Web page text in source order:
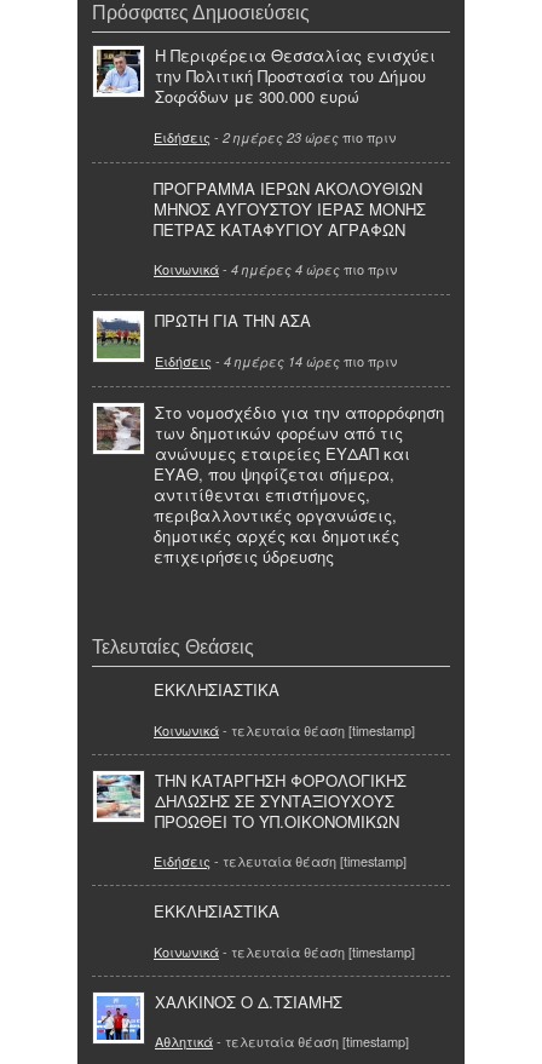
Πρόσφατες Δημοσιεύσεις
Η Περιφέρεια Θεσσαλίας ενισχύει
την Πολιτική Προστασία του Δήμου
Σοφάδων με 300.000 ευρώ
Ειδήσεις - 2 ημέρες 23 ώρες πιο πριν
ΠΡΟΓΡΑΜΜΑ ΙΕΡΩΝ ΑΚΟΛΟΥΘΙΩΝ
ΜΗΝΟΣ ΑΥΓΟΥΣΤΟΥ ΙΕΡΑΣ ΜΟΝΗΣ
ΠΕΤΡΑΣ ΚΑΤΑΦΥΓΙΟΥ ΑΓΡΑΦΩΝ
Κοινωνικά- 4 ημέρες 4 ώρες πιο πριν
ΠΡΩΤΗ ΓΙΑ ΤΗΝ ΑΣΑ
Ειδήσεις - 4 ημέρες 14 ώρες πιο πριν
Στο νομοσχέδιο για την απορρόφηση
των δημοτικών φορέων από τις
ανώνυμες εταιρείες ΕΥΔΑΠ και
ΕΥΑΘ, που ψηφίζεται σήμερα,
αντιτίθενται επιστήμονες,
περιβαλλοντικές οργανώσεις,
δημοτικές αρχές και δημοτικές
επιχειρήσεις ύδρευσης
Τελευταίες Θεάσεις
ΕΚΚΛΗΣΙΑΣΤΙΚΑ
Κοινωνικά- τελευταία θέαση [timestamp]
ΤΗΝ ΚΑΤΑΡΓΗΣΗ ΦΟΡΟΛΟΓΙΚΗΣ
ΔΗΛΩΣΗΣ ΣΕ ΣΥΝΤΑΞΙΟΥΧΟΥΣ
ΠΡΟΩΘΕΙ ΤΟ ΥΠ.ΟΙΚΟΝΟΜΙΚΩΝ
Ειδήσεις - τελευταία θέαση [timestamp]
ΕΚΚΛΗΣΙΑΣΤΙΚΑ
Κοινωνικά- τελευταία θέαση [timestamp]
ΧΑΛΚΙΝΟΣ Ο Δ.ΤΣΙΑΜΗΣ
Αθλητικά- τελευταία θέαση [timestamp]